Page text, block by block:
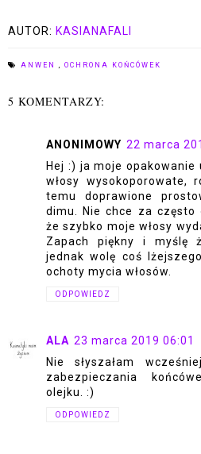
AUTOR: KASIANAFALI
ANWEN OCHRONA KOŃCÓWEK
5 KOMENTARZY:
ANONIMOWY 22 marca
Hej :) ja moje
włosy wysokoporowate,
temu doprawione
dimu. Nie chce za często
że szybko moje włosy
Zapach piękny i myślę
jednak wolę coś
ochoty mycia włosów.
ODPOWIEDZ
ALA 23 marca 2019 06:01
Nie słyszałam
zabezpieczania
olejku. :)
ODPOWIEDZ